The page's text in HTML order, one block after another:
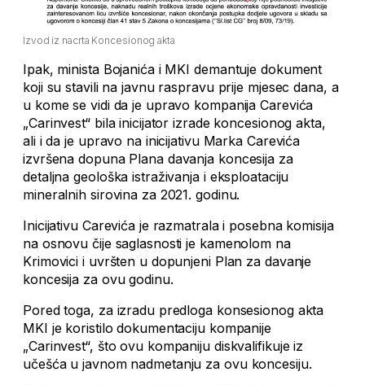
Izvod iz nacrta Koncesionog akta
Ipak, minista Bojanića i MKI demantuje dokument
koji su stavili na javnu raspravu prije mjesec dana, a
u kome se vidi da je upravo kompanija Carevića
„Carinvest“ bila inicijator izrade koncesionog akta,
ali i da je upravo na inicijativu Marka Carevića
izvršena dopuna Plana davanja koncesija za
detaljna geološka istraživanja i eksploataciju
mineralnih sirovina za 2021. godinu.
Inicijativu Carevića je razmatrala i posebna komisija
na osnovu čije saglasnosti je kamenolom na
Krimovici i uvršten u dopunjeni Plan za davanje
koncesija za ovu godinu.
Pored toga, za izradu predloga konsesionog akta
MKI je koristilo dokumentaciju kompanije
„Carinvest“, što ovu kompaniju diskvalifikuje iz
učešća u javnom nadmetanju za ovu koncesiju.